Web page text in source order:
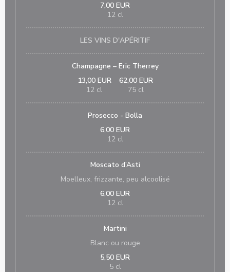
7,00 EUR
12 cl
LES VINS D'APÉRITIF
Champagne – Eric Therrey
13,00 EUR
12 cl
62,00 EUR
75 cl
Prosecco - Bolla
6,00 EUR
12 cl
Moscato d’Asti
Moelleux, frizzante, peu alcoolisé
6,00 EUR
12 cl
Martini
Blanc ou rouge
5,50 EUR
5 cl